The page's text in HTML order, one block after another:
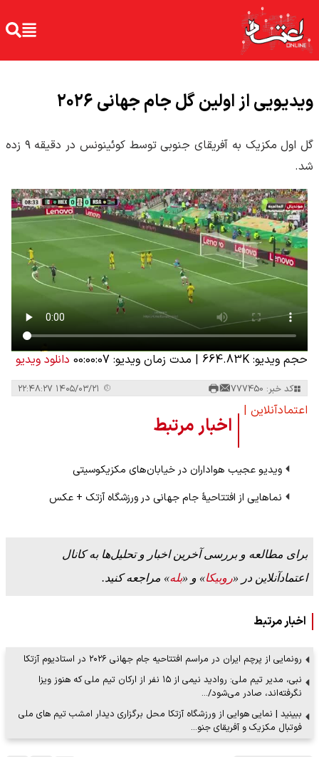
ویدیویی از اولین گل جام جهانی ۲۰۲۶
گل اول مکزیک به آفریقای جنوبی توسط کوئینونس در دقیقه ۹ زده
شد.
حجم ویدیو: 664.83K | مدت زمان ویدیو: 00:00:07 دانلود ویدیو
کد خبر: 777450
اعتمادآنلاین |
اخبار مرتبط
ویدیو عجیب هواداران در خیابان‌های مکزیکوسیتی
نماهایی از افتتاحیۀ جام جهانی در ورزشگاه آزتک + عکس
برای مطالعه و بررسی آخرین اخبار و تحلیل‌ها به کانال
اعتمادآنلاین در «روبیکا» و «بله» مراجعه کنید.
اخبار مرتبط
رونمایی از پرچم ایران در مراسم افتتاحیه جام جهانی ۲۰۲۶ در استادیوم آزتکا
نبی، مدیر تیم ملی: روادید نیمی از ۱۵ نفر از ارکان تیم ملی که هنوز ویزا
نگرفته‌اند، صادر می‌شود/…
ببینید | نمایی هوایی از ورزشگاه آزتکا محل برگزاری دیدار امشب تیم های ملی
فوتبال مکزیک و آفریقای جنو…